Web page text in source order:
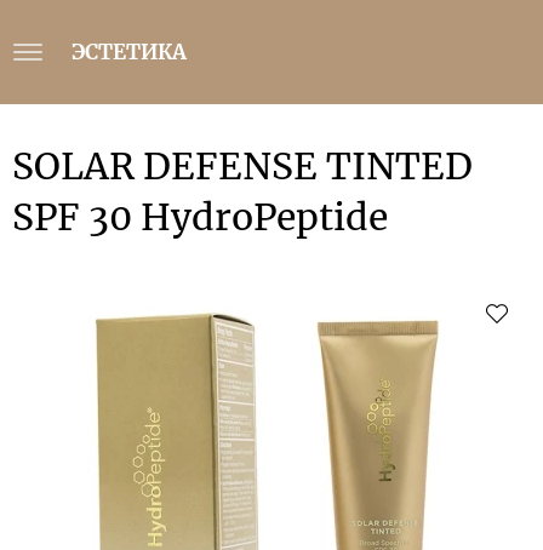
ЭСТЕТИКА
SOLAR DEFENSE TINTED
SPF 30 HydroPeptide